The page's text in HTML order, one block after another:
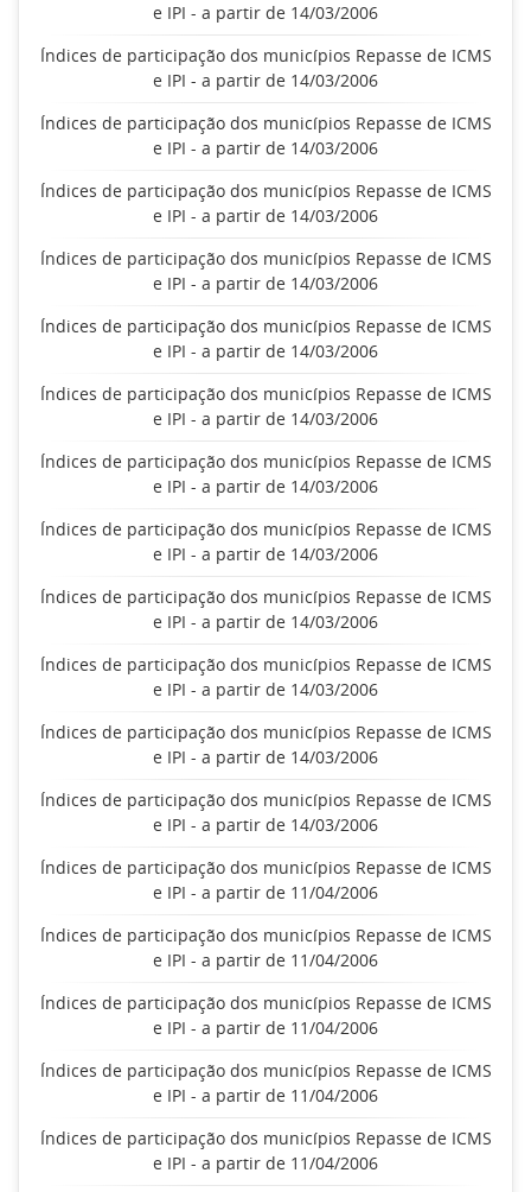
e IPI - a partir de 14/03/2006
Índices de participação dos municípios Repasse de ICMS
e IPI - a partir de 14/03/2006
Índices de participação dos municípios Repasse de ICMS
e IPI - a partir de 14/03/2006
Índices de participação dos municípios Repasse de ICMS
e IPI - a partir de 14/03/2006
Índices de participação dos municípios Repasse de ICMS
e IPI - a partir de 14/03/2006
Índices de participação dos municípios Repasse de ICMS
e IPI - a partir de 14/03/2006
Índices de participação dos municípios Repasse de ICMS
e IPI - a partir de 14/03/2006
Índices de participação dos municípios Repasse de ICMS
e IPI - a partir de 14/03/2006
Índices de participação dos municípios Repasse de ICMS
e IPI - a partir de 14/03/2006
Índices de participação dos municípios Repasse de ICMS
e IPI - a partir de 14/03/2006
Índices de participação dos municípios Repasse de ICMS
e IPI - a partir de 14/03/2006
Índices de participação dos municípios Repasse de ICMS
e IPI - a partir de 14/03/2006
Índices de participação dos municípios Repasse de ICMS
e IPI - a partir de 14/03/2006
Índices de participação dos municípios Repasse de ICMS
e IPI - a partir de 11/04/2006
Índices de participação dos municípios Repasse de ICMS
e IPI - a partir de 11/04/2006
Índices de participação dos municípios Repasse de ICMS
e IPI - a partir de 11/04/2006
Índices de participação dos municípios Repasse de ICMS
e IPI - a partir de 11/04/2006
Índices de participação dos municípios Repasse de ICMS
e IPI - a partir de 11/04/2006